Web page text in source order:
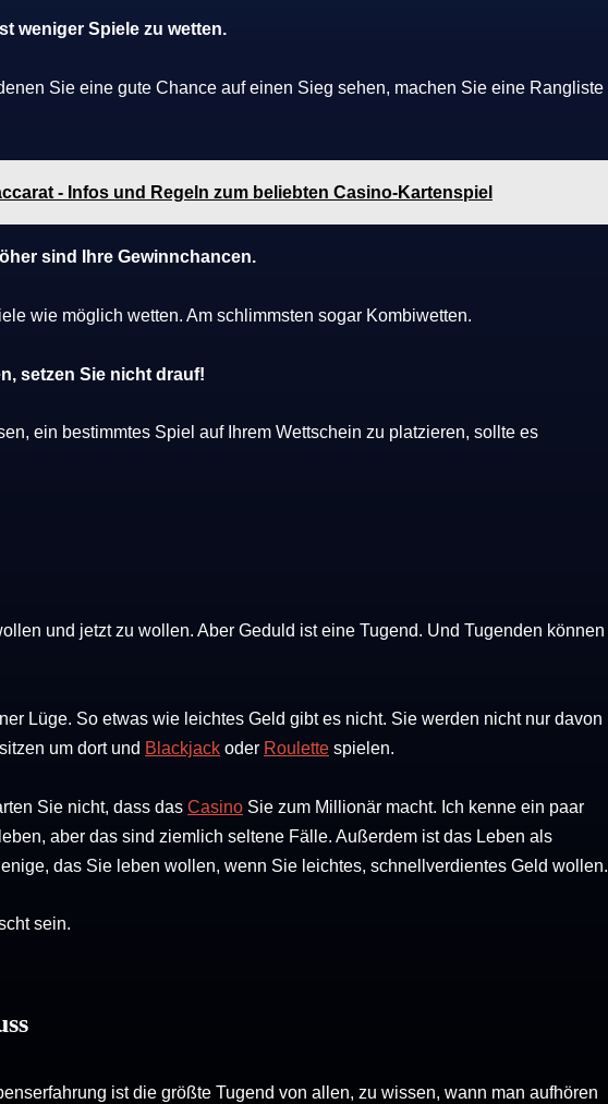
weniger Spiele zu wetten.
Sie eine gute Chance auf einen Sieg sehen, machen Sie eine Rangliste
- Infos und Regeln zum beliebten Casino-Kartenspiel
sind Ihre Gewinnchancen.
wie möglich wetten. Am schlimmsten sogar Kombiwetten.
setzen Sie nicht drauf!
ein bestimmtes Spiel auf Ihrem Wettschein zu platzieren, sollte es
und jetzt zu wollen. Aber Geduld ist eine Tugend. Und Tugenden können
Lüge. So etwas wie leichtes Geld gibt es nicht. Sie werden nicht nur davon
um dort und Blackjack oder Roulette spielen.
Sie nicht, dass das Casino Sie zum Millionär macht. Ich kenne ein paar
aber das sind ziemlich seltene Fälle. Außerdem ist das Leben als
das Sie leben wollen, wenn Sie leichtes, schnellverdientes Geld wollen.
sein.
ist die größte Tugend von allen, zu wissen, wann man aufhören